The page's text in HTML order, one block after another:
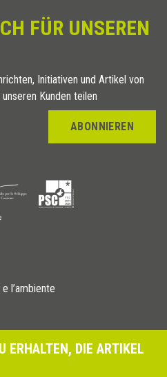
ERHALTEN, DIE ARTIKEL
FÜR UNSEREN
Initiativen und Artikel von
Kunden teilen
ABONNIEREN
l’ambiente
- All right reserved